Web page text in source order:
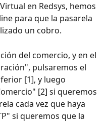
en Redsys, hemos
para que la pasarela
un cobro.
del comercio, y en el
pulsaremos el
[1], y luego
[2] si queremos
cada vez que haya
si queremos que la